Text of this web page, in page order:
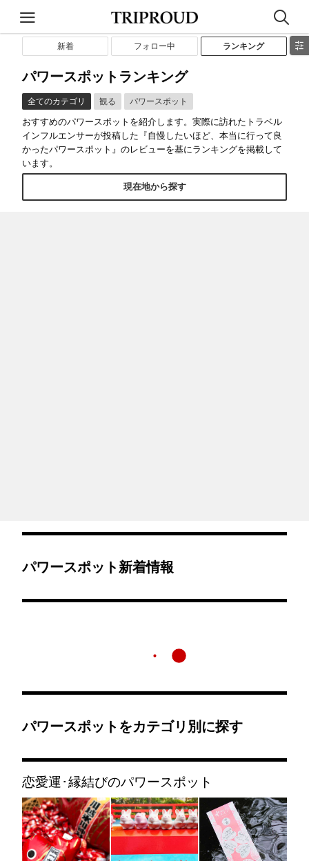
新着 フォロー中 ランキング
パワースポットランキング
全てのカテゴリ 観る パワースポット
おすすめのパワースポットを紹介します。実際に訪れたトラベル
インフルエンサーが投稿した『自慢したいほど、本当に行って良
かったパワースポット』のレビューを基にランキングを掲載して
います。
現在地から探す
パワースポット新着情報
パワースポットをカテゴリ別に探す
恋愛運･縁結びのパワースポット